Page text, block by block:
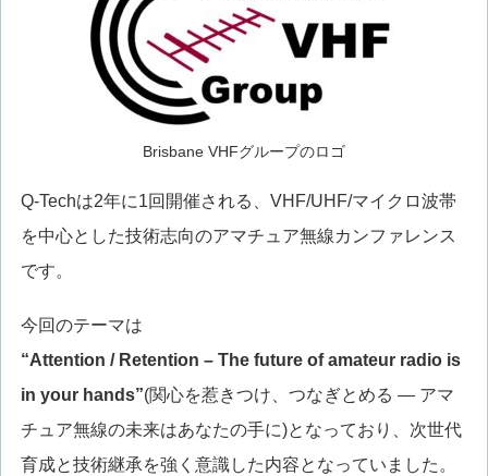
Brisbane VHFグループのロゴ
Q-Techは2年に1回開催される、VHF/UHF/マイクロ波帯
を中心とした技術志向のアマチュア無線カンファレンス
です。
今回のテーマは
“Attention / Retention – The future of amateur radio is
in your hands”(関心を惹きつけ、つなぎとめる ― アマ
チュア無線の未来はあなたの手に)となっており、次世代
育成と技術継承を強く意識した内容となっていました。